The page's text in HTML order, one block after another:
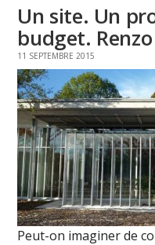
Un site. Un
budget.
11 SEPTEMBRE 2015
Peut-on imaginer de